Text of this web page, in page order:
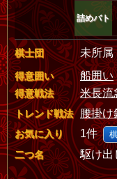
詰めバト
棋士団 未所属
得意囲い 船囲い
得意戦法 米長流
トレンド戦法 腰掛け
お気に入り 1件
二つ名 駆け出